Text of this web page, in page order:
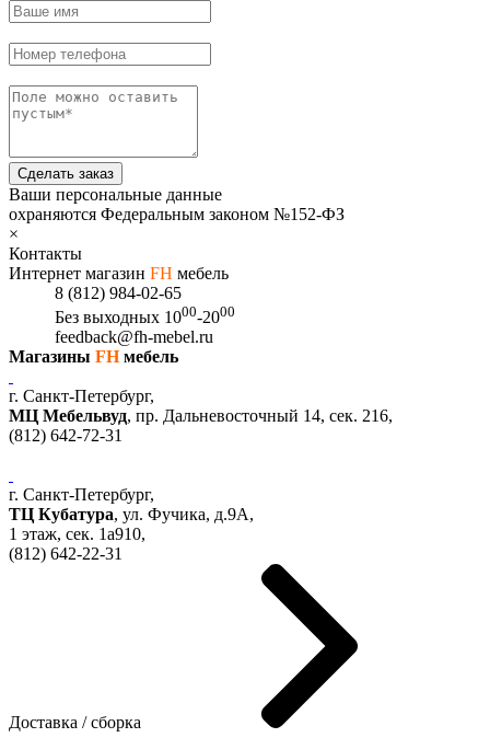
Сделать заказ
Ваши персональные данные
охраняются Федеральным законом №152-ФЗ
×
Контакты
Интернет магазин FH мебель
8 (812) 984-02-65
Без выходных 1000-2000
feedback@fh-mebel.ru
Магазины FHмебель
г. Санкт-Петербург,
МЦ Мебельвуд, пр. Дальневосточный 14, сек. 216,
(812) 642-72-31
г. Санкт-Петербург,
ТЦ Кубатура, ул. Фучика, д.9А,
1 этаж, сек. 1a910,
(812) 642-22-31
Доставка / сборка